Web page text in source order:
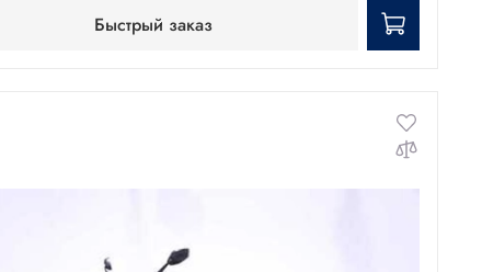
Быстрый заказ